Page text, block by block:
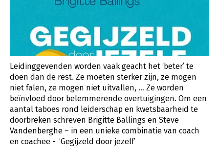
Leidinggevenden worden vaak geacht het ‘beter’ te
doen dan de rest. Ze moeten sterker zijn, ze mogen
niet falen, ze mogen niet uitvallen, … Ze worden
beïnvloed door belemmerende overtuigingen. Om een
aantal taboes rond leiderschap en kwetsbaarheid te
doorbreken schreven Brigitte Ballings en Steve
Vandenberghe – in een unieke combinatie van coach
en coachee - ‘Gegijzeld door jezelf’